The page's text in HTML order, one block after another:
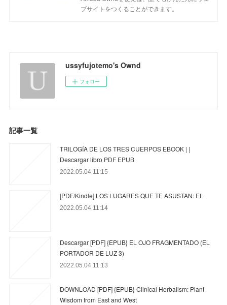
ブサイトをつくることができます。
ussyfujotemo's Ownd
フォロー
記事一覧
TRILOGÍA DE LOS TRES CUERPOS EBOOK | |
Descargar libro PDF EPUB
2022.05.04 11:15
[PDF/Kindle] LOS LUGARES QUE TE ASUSTAN: EL
2022.05.04 11:14
Descargar [PDF] {EPUB} EL OJO FRAGMENTADO (EL
PORTADOR DE LUZ 3)
2022.05.04 11:13
DOWNLOAD [PDF] {EPUB} Clinical Herbalism: Plant
Wisdom from East and West